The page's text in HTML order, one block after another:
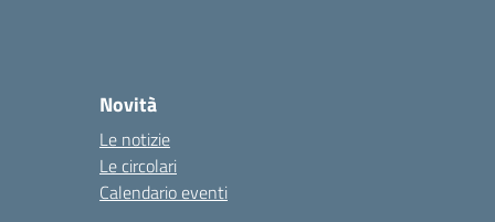
Novità
Le notizie
Le circolari
Calendario eventi